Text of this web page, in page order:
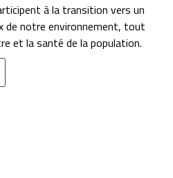
à la transition vers un
de notre environnement, tout
et la santé de la population.